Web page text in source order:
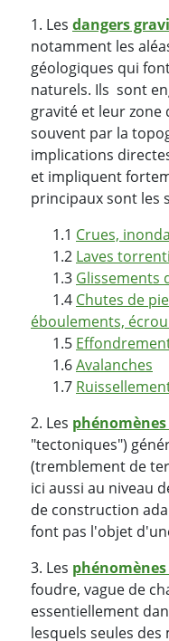
1. Les dangers
notamment les
géologiques qui
naturels. Ils sont
gravité et leur zone
souvent par la
implications
et impliquent
principaux sont les
1.1 Crues,
1.2 Laves
1.3 Glissements
1.4 Chutes de
éboulements,
1.5
1.6Avalanches
1.7
2. Les
"tectoniques")
(tremblement de
ici aussi au niveau
de construction
font pas l'objet
3. Les
foudre, vague de
essentiellement
lesquels seules